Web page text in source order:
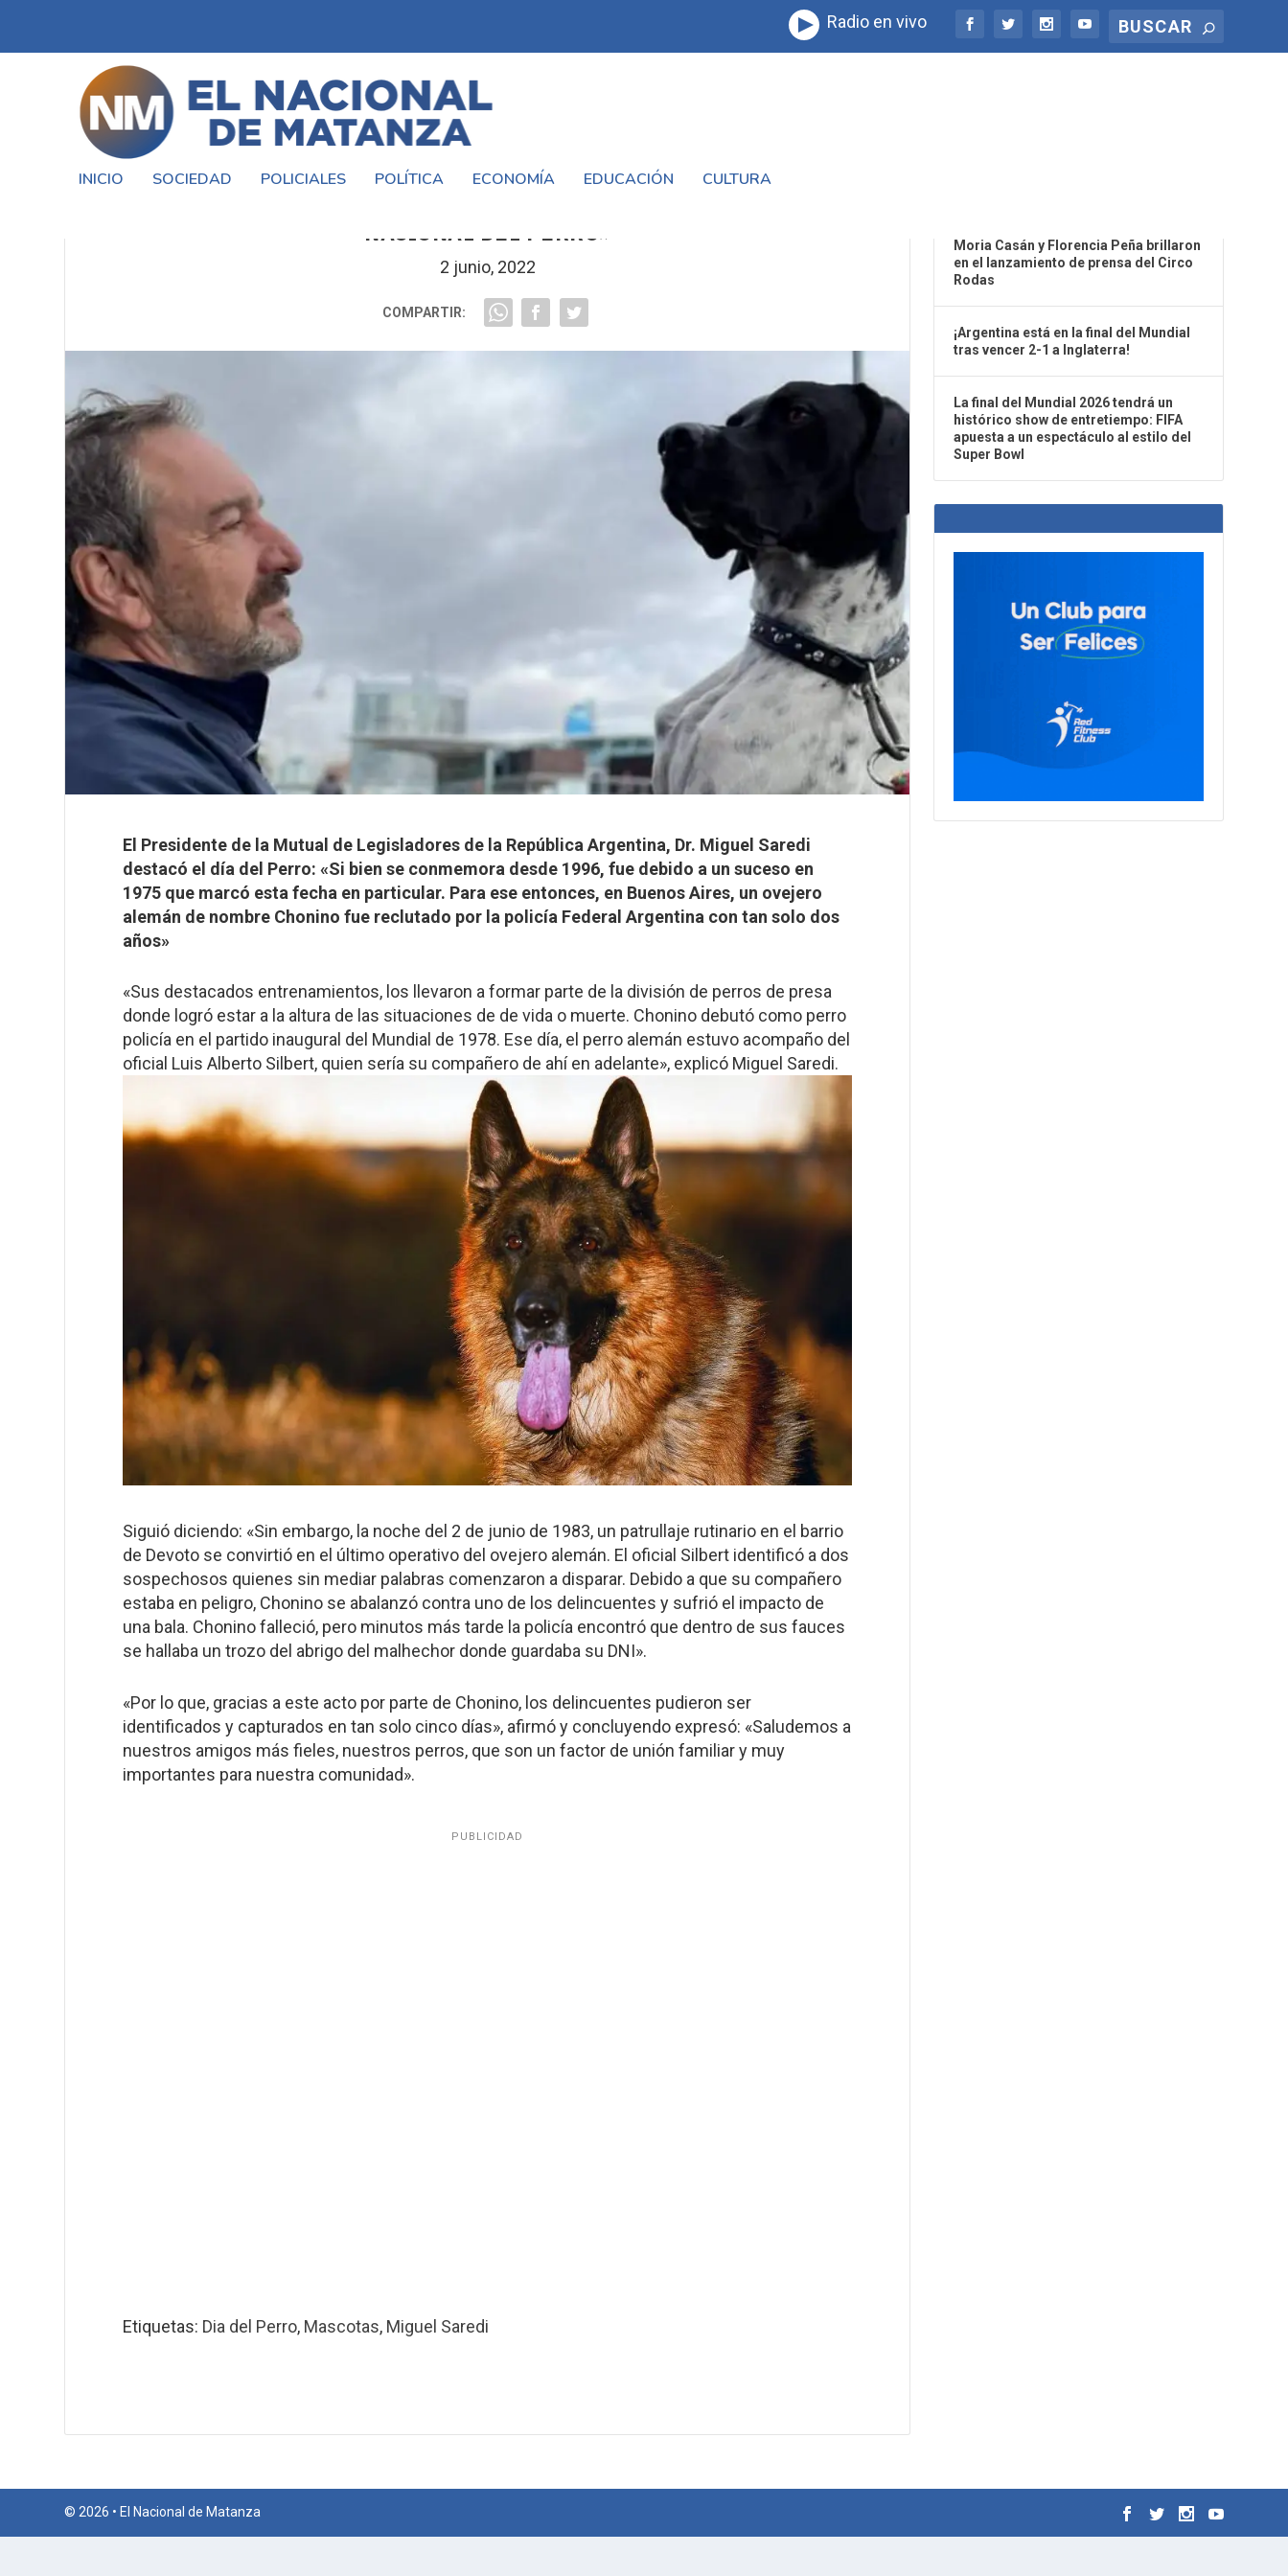
Radio en vivo
INICIO SOCIEDAD POLICIALES POLÍTICA ECONOMÍA EDUCACIÓN CULTURA
NACIONAL DEL PERRO»
2 junio, 2022
COMPARTIR:
El Presidente de la Mutual de Legisladores de la República Argentina, Dr. Miguel Saredi
destacó el día del Perro: «Si bien se conmemora desde 1996, fue debido a un suceso en
1975 que marcó esta fecha en particular. Para ese entonces, en Buenos Aires, un ovejero
alemán de nombre Chonino fue reclutado por la policía Federal Argentina con tan solo dos
años»
«Sus destacados entrenamientos, los llevaron a formar parte de la división de perros de presa
donde logró estar a la altura de las situaciones de de vida o muerte. Chonino debutó como perro
policía en el partido inaugural del Mundial de 1978. Ese día, el perro alemán estuvo acompaño del
oficial Luis Alberto Silbert, quien sería su compañero de ahí en adelante», explicó Miguel Saredi.
Siguió diciendo: «Sin embargo, la noche del 2 de junio de 1983, un patrullaje rutinario en el barrio
de Devoto se convirtió en el último operativo del ovejero alemán. El oficial Silbert identificó a dos
sospechosos quienes sin mediar palabras comenzaron a disparar. Debido a que su compañero
estaba en peligro, Chonino se abalanzó contra uno de los delincuentes y sufrió el impacto de
una bala. Chonino falleció, pero minutos más tarde la policía encontró que dentro de sus fauces
se hallaba un trozo del abrigo del malhechor donde guardaba su DNI».
«Por lo que, gracias a este acto por parte de Chonino, los delincuentes pudieron ser
identificados y capturados en tan solo cinco días», afirmó y concluyendo expresó: «Saludemos a
nuestros amigos más fieles, nuestros perros, que son un factor de unión familiar y muy
importantes para nuestra comunidad».
PUBLICIDAD
Etiquetas: Dia del Perro, Mascotas, Miguel Saredi
Moria Casán y Florencia Peña brillaron
en el lanzamiento de prensa del Circo
Rodas
¡Argentina está en la final del Mundial
tras vencer 2-1 a Inglaterra!
La final del Mundial 2026 tendrá un
histórico show de entretiempo: FIFA
apuesta a un espectáculo al estilo del
Super Bowl
© 2026 • El Nacional de Matanza